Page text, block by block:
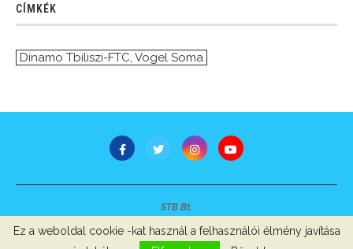
CÍMKÉK
Dinamo Tbiliszi-FTC Vogel Soma
STB Bt.
Minden jog fenntartva © 2007-2022
Szerzői jogok, adatvédelem- Impresszum
Ez a weboldal cookie -kat használ a felhasználói élmény javítása